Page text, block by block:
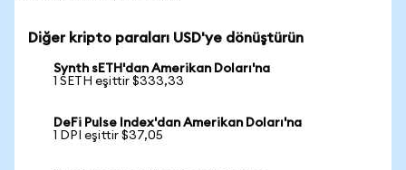
Diğer kripto paraları USD'ye dönüştürün
Synth sETH'dan Amerikan Doları'na
1 SETH eşittir $333,33
DeFi Pulse Index'dan Amerikan Doları'na
1 DPI eşittir $37,05